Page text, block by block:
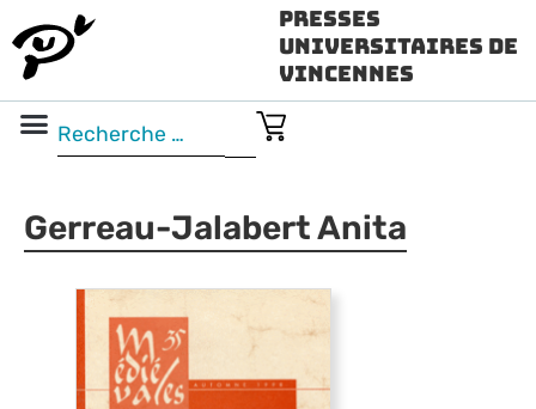
Presses
Universitaires de
Vincennes
Gerreau-Jalabert Anita